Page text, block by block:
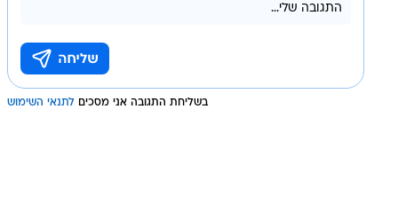
בשליחת התגובה אני מסכים לתנאי השימוש